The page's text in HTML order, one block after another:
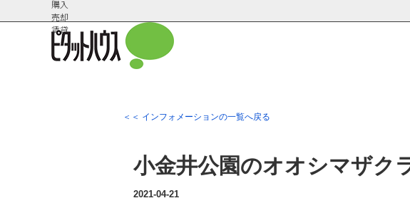
購入
売却
賃貸
介
＜＜ インフォメーションの一覧へ戻る
小金井公園のオオシマザク
2021-04-21